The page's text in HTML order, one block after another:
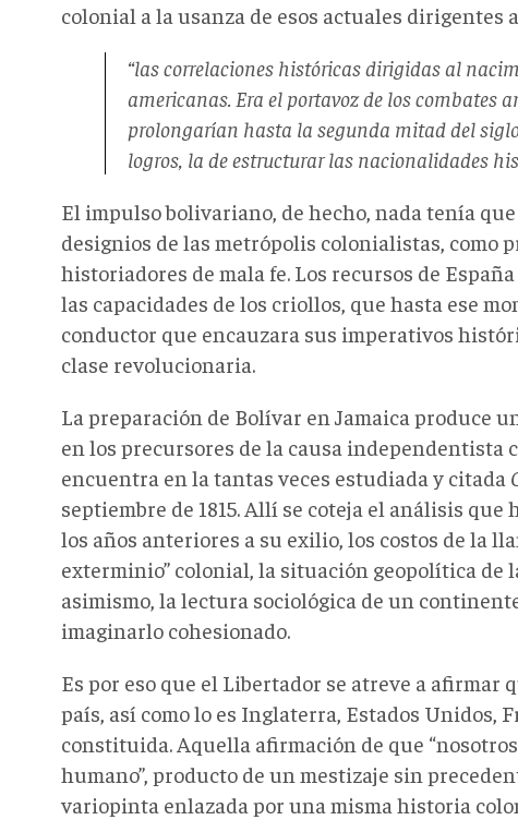
colonial a la usanza de esos actuales dirigentes
“las correlaciones históricas dirigidas al
americanas. Era el portavoz de los combates
prolongarían hasta la segunda mitad del
logros, la de estructurar las nacionalidades
El impulso bolivariano, de hecho, nada tenía
designios de las metrópolis colonialistas, como
historiadores de mala fe. Los recursos de
las capacidades de los criollos, que hasta ese
conductor que encauzara sus imperativos
clase revolucionaria.
La preparación de Bolívar en Jamaica produce
en los precursores de la causa independentista
encuentra en la tantas veces estudiada y citada
septiembre de 1815. Allí se coteja el análisis
los años anteriores a su exilio, los costos de la
exterminio” colonial, la situación geopolítica de
asimismo, la lectura sociológica de un
imaginarlo cohesionado.
Es por eso que el Libertador se atreve a afirmar
país, así como lo es Inglaterra, Estados Unidos,
constituida. Aquella afirmación de que
humano”, producto de un mestizaje sin
variopinta enlazada por una misma historia